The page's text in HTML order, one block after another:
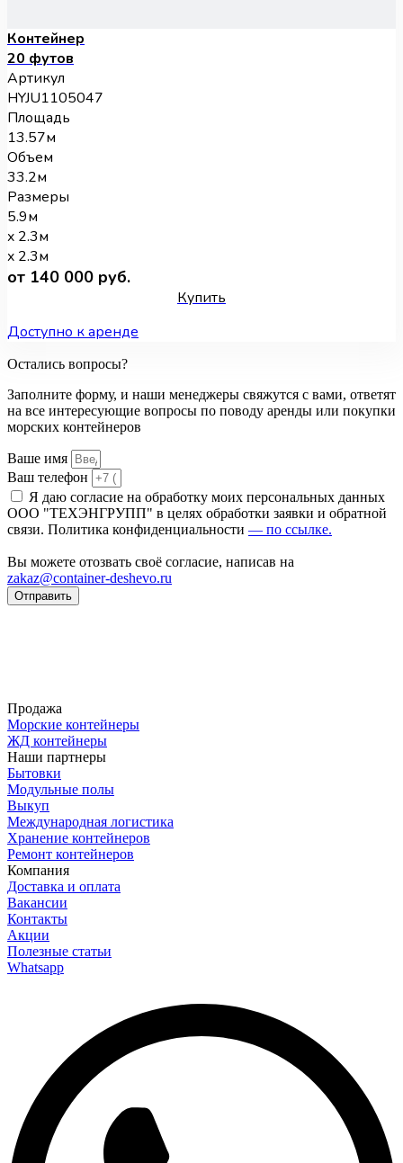
Контейнер
20 футов
Артикул
HYJU1105047
Площадь
13.57м
Объем
33.2м
Размеры
5.9м
x 2.3м
x 2.3м
от 140 000 руб.
Купить
Доступно к аренде
Остались вопросы?
Заполните форму, и наши менеджеры свяжутся с вами, ответят
на все интересующие вопросы по поводу аренды или покупки
морских контейнеров
Ваше имя
Ваш телефон
Я даю согласие на обработку моих персональных данных
ООО "ТЕХЭНГРУПП" в целях обработки заявки и обратной
связи. Политика конфиденциальности — по ссылке.
Вы можете отозвать своё согласие, написав на
zakaz@container-deshevo.ru
Отправить
Продажа
Морские контейнеры
ЖД контейнеры
Наши партнеры
Бытовки
Модульные полы
Выкуп
Международная логистика
Хранение контейнеров
Ремонт контейнеров
Компания
Доставка и оплата
Вакансии
Контакты
Акции
Полезные статьи
Whatsapp